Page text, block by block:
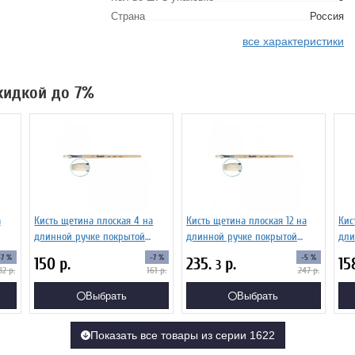
Страна
Россия
все характеристики
до 7%
%
р.
Кисть щетина плоская 4 на
длинной ручке покрытой
лаком Серия 1622 ЖЩ2-04,02Б
150 р. -7 %
161р.
Выбрать
Кисть щетина плоская 12 на
длинной ручке покрытой
лаком Серия 1622 ЖЩ2-12,02Б
235. 3р. -5 %
247р.
Выбрать
Показать все товары из серии 1622